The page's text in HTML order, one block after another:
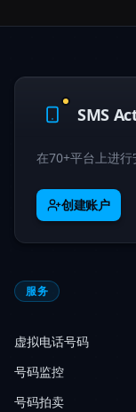
SMS
在70+平台上进行
创建账户
服务
虚拟电话号码
号码监控
号码拍卖